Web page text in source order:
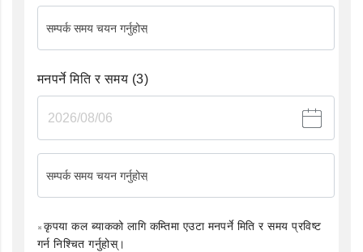
सम्पर्क समय चयन गर्नुहोस्
मनपर्ने मिति र समय (3)
सम्पर्क समय चयन गर्नुहोस्
कृपया कल ब्याकको लागि कम्तिमा एउटा मनपर्ने मिति र समय प्रविष्ट
गर्न निश्चित गर्नुहोस्।